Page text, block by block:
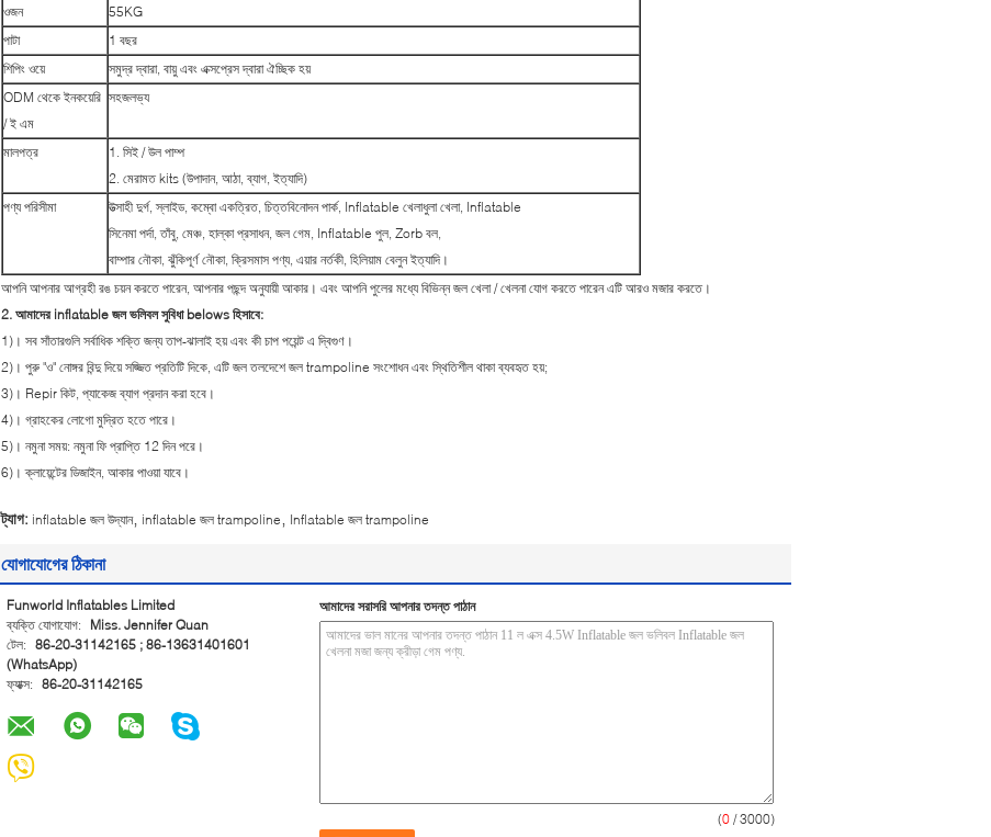
ওজন
55KG
পাটা
1 বছর
শিপিং ওয়ে
সমুদ্র দ্বারা, বায়ু এবং এক্সপ্রেস দ্বারা ঐচ্ছিক হয়
ODM থেকে ইনকয়েরি
/ ই এম
সহজলভ্য
মালপত্র
1. সিই / উল পাম্প
2. মেরামত kits (উপাদান, আঠা, ব্যাগ, ইত্যাদি)
পণ্য পরিসীমা
উত্সাহী দুর্গ, স্লাইড, কম্বো একত্রিত, চিত্তবিনোদন পার্ক, Inflatable খেলাধুলা খেলা, Inflatable
সিনেমা পর্দা, তাঁবু, মেঞ্চ, হাল্কা প্রসাধন, জল গেম, Inflatable পুল, Zorb বল,
বাম্পার নৌকা, ঝুঁকিপূর্ণ নৌকা, ক্রিসমাস পণ্য, এয়ার নর্তকী, হিলিয়াম বেলুন ইত্যাদি।
আপনি আপনার আগ্রহী রঙ চয়ন করতে পারেন, আপনার পছন্দ অনুযায়ী আকার। এবং আপনি পুলের মধ্যে বিভিন্ন জল খেলা / খেলনা যোগ করতে পারেন এটি আরও মজার করতে।
2. আমাদের inflatable জল ভলিবল সুবিধা belows হিসাবে:
1)। সব সাঁতারগুলি সর্বাধিক শক্তি জন্য তাপ-ঝালাই হয় এবং কী চাপ পয়েন্ট এ দ্বিগুণ।
2)। পুরু "ও" নোঙ্গর বিন্দু দিয়ে সজ্জিত প্রতিটি দিকে, এটি জল তলদেশে জল trampoline সংশোধন এবং স্থিতিশীল থাকা ব্যবহৃত হয়;
3)। Repir কিট, প্যাকেজ ব্যাগ প্রদান করা হবে।
4)। গ্রাহকের লোগো মুদ্রিত হতে পারে।
5)। নমুনা সময়: নমুনা ফি প্রাপ্তি 12 দিন পরে।
6)। ক্লায়েন্টের ডিজাইন, আকার পাওয়া যাবে।
ট্যাগ: inflatable জল উদ্যান, inflatable জল trampoline Inflatable জল trampoline
যোগাযোগের ঠিকানা
Funworld Inflatables Limited
ব্যক্তি যোগাযোগ:
Miss. Jennifer Quan
টেল: 86-20-31142165 ; 86-13631401601
(WhatsApp)
ফ্যাক্স: 86-20-31142165
আমাদের সরাসরি আপনার তদন্ত পাঠান
(0 / 3000)